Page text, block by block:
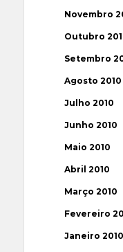
Novembro
Outubro
Setembro
Agosto 2010
Julho 2010
Junho 2010
Maio 2010
Abril 2010
Março 2010
Fevereiro
Janeiro 2010